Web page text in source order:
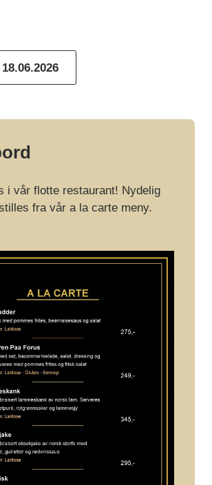
i vår flotte restaurant! Nydelig
fra vår a la carte meny.